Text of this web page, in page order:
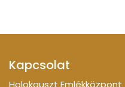
Kapcsolat
Holokauszt Emlékközpont